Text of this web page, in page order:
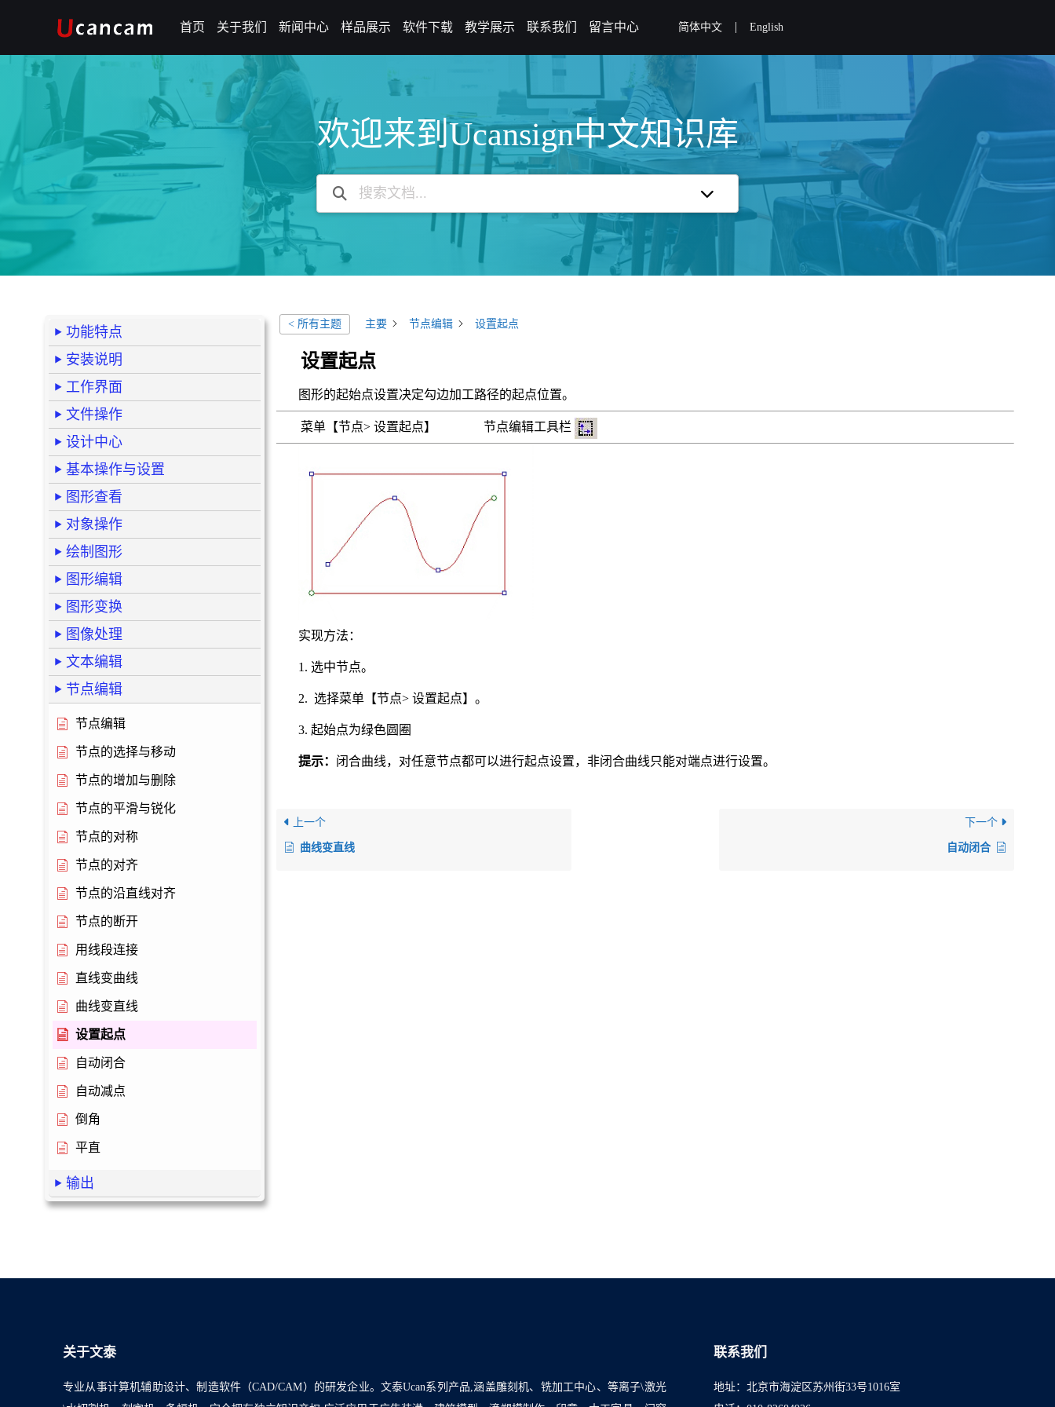
首页 关于我们 新闻中心 样品展示 软件下载 教学展示 联系我们 留言中心 简体中文 |English
欢迎来到Ucansign中文知识库
功能特点
安装说明
工作界面
文件操作
设计中心
基本操作与设置
图形查看
对象操作
绘制图形
图形编辑
图形变换
图像处理
文本编辑
节点编辑
节点编辑
节点的选择与移动
节点的增加与删除
节点的平滑与锐化
节点的对称
节点的对齐
节点的沿直线对齐
节点的断开
用线段连接
直线变曲线
曲线变直线
设置起点
自动闭合
自动减点
倒角
平直
输出
< 所有主题 主要 节点编辑 设置起点
设置起点
图形的起始点设置决定勾边加工路径的起点位置。
菜单【节点> 设置起点】 节点编辑工具栏
实现方法：
1. 选中节点。
2. 选择菜单【节点> 设置起点】。
3. 起始点为绿色圆圈
提示： 闭合曲线，对任意节点都可以进行起点设置，非闭合曲线只能对端点进行设置。
上一个
曲线变直线
下一个
自动闭合
关于文泰
专业从事计算机辅助设计、制造软件（CAD/CAM）的研发企业。文泰Ucan系列产品,涵盖雕刻机、铣加工中心、等离子\激光
联系我们
地址：北京市海淀区苏州街33号1016室